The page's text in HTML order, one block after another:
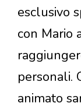
esclusivo
con Mario
personali.
animato